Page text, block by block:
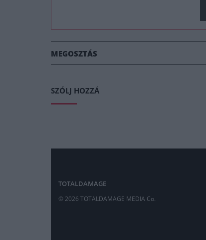
MEGOSZTÁS
SZÓLJ HOZZÁ
TOTALDAMAGE
© 2026 TOTALDAMAGE MEDIA Co.